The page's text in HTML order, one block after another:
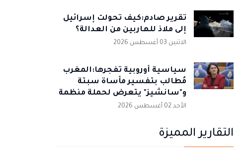
تقرير صادم:كيف تحولت إسرائيل
إلى ملاذ للهاربين من العدالة؟
الاثنين 03 أغسطس 2026
سياسية أوروبية تُفجرها:المغرب
مُطالب بتفسير مأساة سبتة
و"سانشيز" يتعرض لحملة منظمة
الأحد 02 أغسطس 2026
التقارير المميزة